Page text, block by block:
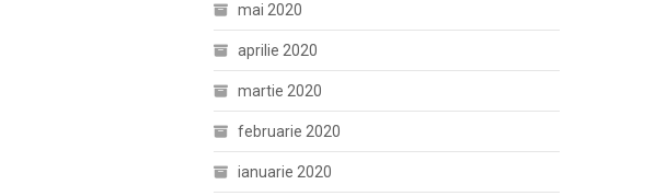
mai 2020
aprilie 2020
martie 2020
februarie 2020
ianuarie 2020